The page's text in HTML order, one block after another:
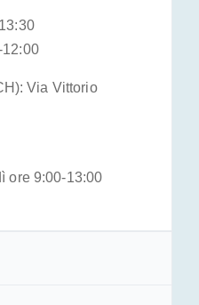
12:00
Via Vittorio
ore 9:00-13:00